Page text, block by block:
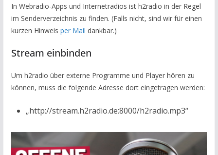
In Webradio-Apps und Internetradios ist h2radio in der Regel
im Senderverzeichnis zu finden. (Falls nicht, sind wir für einen
kurzen Hinweis per Mail dankbar.)
Stream einbinden
Um h2radio über externe Programme und Player hören zu
können, muss die folgende Adresse dort eingetragen werden:
„http://stream.h2radio.de:8000/h2radio.mp3“